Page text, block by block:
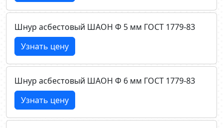
Шнур асбестовый ШАОН Ф 5 мм ГОСТ 1779-83
Узнать цену
Шнур асбестовый ШАОН Ф 6 мм ГОСТ 1779-83
Узнать цену